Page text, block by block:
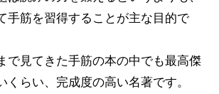
手筋を習得することが主な目的で
で見てきた手筋の本の中でも最高傑
くらい、完成度の高い名著です。